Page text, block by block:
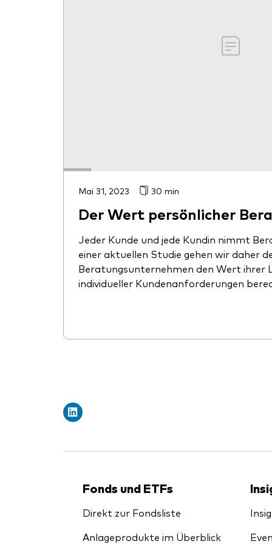
Mai 31, 2023 30 min
Der Wert persönlicher
Jeder Kunde und jede Kundin nimmt
einer aktuellen Studie gehen wir daher
Beratungsunternehmen den Wert ihrer
individueller Kundenanforderungen
Fonds und ETFs
Direkt zur Fondsliste
Anlageprodukte im Überblick